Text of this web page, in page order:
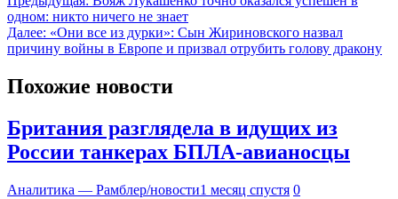
одном: никто ничего не знает
Далее: «Они все из дурки»: Сын Жириновского назвал
причину войны в Европе и призвал отрубить голову дракону
Похожие новости
Британия разглядела в идущих из
России танкерах БПЛА-авианосцы
Аналитика — Рамблер/новости1 месяц спустя 0